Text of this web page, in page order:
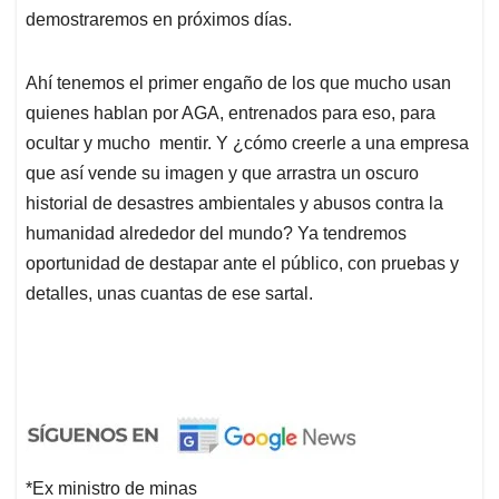
demostraremos en próximos días.
Ahí tenemos el primer engaño de los que mucho usan
quienes hablan por AGA, entrenados para eso, para
ocultar y mucho mentir. Y ¿cómo creerle a una empresa
que así vende su imagen y que arrastra un oscuro
historial de desastres ambientales y abusos contra la
humanidad alrededor del mundo? Ya tendremos
oportunidad de destapar ante el público, con pruebas y
detalles, unas cuantas de ese sartal.
*Ex ministro de minas